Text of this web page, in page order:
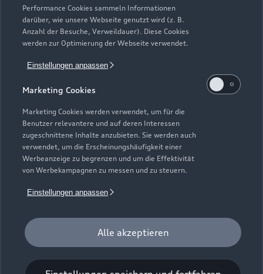
Performance Cookies sammeln Informationen
darüber, wie unsere Webseite genutzt wird (z. B.
Anzahl der Besuche, Verweildauer). Diese Cookies
werden zur Optimierung der Webseite verwendet.
Einstellungen anpassen
Marketing Cookies
Marketing Cookies werden verwendet, um für die
Benutzer relevantere und auf deren Interessen
zugeschnittene Inhalte anzubieten. Sie werden auch
verwendet, um die Erscheinungshäufigkeit einer
Werbeanzeige zu begrenzen und um die Effektivität
von Werbekampagnen zu messen und zu steuern.
Einstellungen anpassen
Alle akzeptieren
werden. Ausgenommen hiervon sind händlereigene
Mietfahrzeuge der Marke Audi, die in der Erstverwendung über
externe Mietwagengesellschaften wie bspw. EURO-Leasing
unter https://www.audi.de/junge-gebrauchtwagen.
Audi Anschlussgarantie bereits enthalten in Audi
Werksdienstwagen und Audi Mietfahrzeugen gemäß
Bedingungen der AUDI AG, Ingolstadt.
Versicherungsleistungen werden durch den Audi
VersicherungsService, Zweigniederlassung der Volkswagen
Versicherungsdienst GmbH, Gifhorner Str. 57, 38112
Braunschweig, vermittelt und von der Volkswagen
als Risikoträger erbracht. Gültig für Privatkunden und
gewerbliche Einzelabnehmer, die einen Pkw (ohne Vermietung)
zulassen. In Kombination mit Leasing nur für Privatkunden
erhältlich. Maßgeblich sind die Versicherungsbedingungen und